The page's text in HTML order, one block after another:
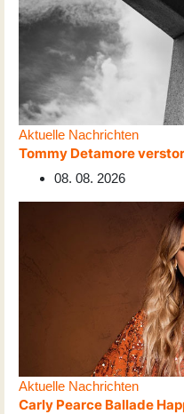
Aktuelle Nachrichten
Tommy Detamore
08. 08. 2026
Aktuelle Nachrichten
Carly Pearce Ballade